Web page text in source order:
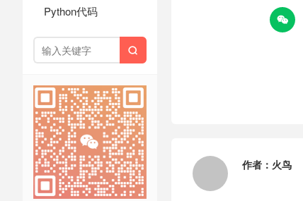
Python代码


作者： 火鸟